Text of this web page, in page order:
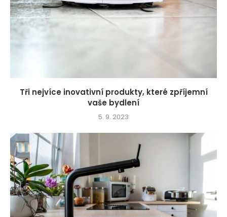
Tři nejvíce inovativní produkty, které zpříjemní
vaše bydlení
5. 9. 2023